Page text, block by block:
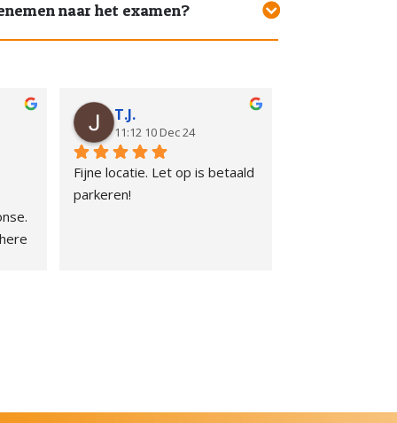
naar het examen?
T.J.
11:12 10 Dec 24
Fijne locatie. Let op is betaald
parkeren!